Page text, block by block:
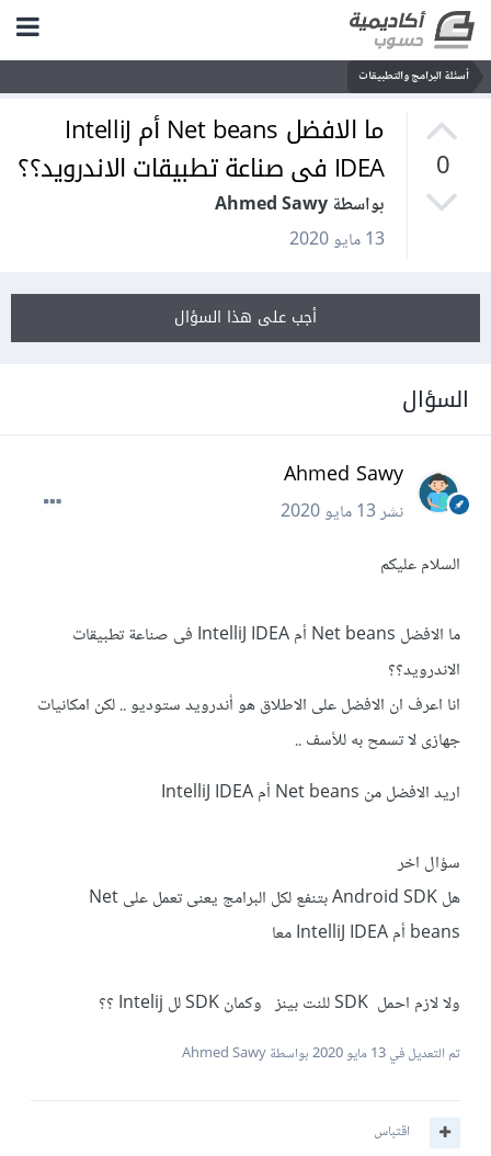
أسئلة البرامج والتطبيقات
0
ما الافضل Net beans أم IntelliJ
IDEA فى صناعة تطبيقات الاندرويد؟؟
بواسطة Ahmed Sawy
13 مايو 2020
أجب على هذا السؤال
السؤال
Ahmed Sawy
نشر13 مايو 2020
السلام عليكم
ما الافضل Net beans أم IntelliJ IDEA فى صناعة تطبيقات
الاندرويد؟؟
انا اعرف ان الافضل على الاطلاق هو أندرويد ستوديو .. لكن امكانيات
جهازى لا تسمح به للأسف ..
اريد الافضل من Net beans أم IntelliJ IDEA
سؤال اخر
هل Android SDK بتنفع لكل البرامج يعنى تعمل على Net
beans أم IntelliJ IDEA معا
ولا لازم احمل SDK للنت بينز وكمان SDK لل Intelij ؟؟
تم التعديل في13 مايو 2020 بواسطة Ahmed Sawy
اقتباس